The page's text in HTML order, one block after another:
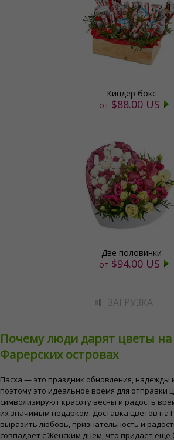
Киндер бокс
от $88.00 US
Две половинки
от $94.00 US
ЗАГРУЗКА
Почему люди дарят цветы на
Фарерских островах
Пасха — это праздник обновления, надежды
поэтому это идеальное время для отправки
символизируют красоту весны и радость
их значимым подарком. Доставка цветов на
выразить любовь, признательность и
совпадает с Женским днем, что придает еще